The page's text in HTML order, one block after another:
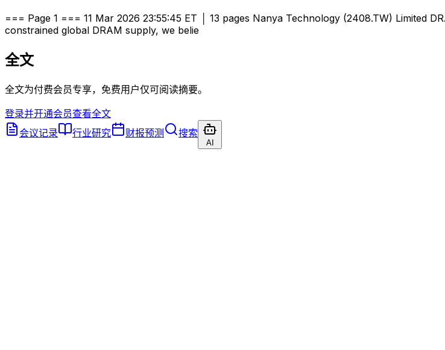
=== Page 1 === 11 Mar 2026 23:55:45 ET │ 13 pages Nanya Technology (2408.TW) Limited
constrained global DRAM supply, we belie
全文
全文为付费会员专享，免费用户仅可阅读摘要。
登录并开通会员查看全文
会议记录
行业研究 财报预测 搜索
AI